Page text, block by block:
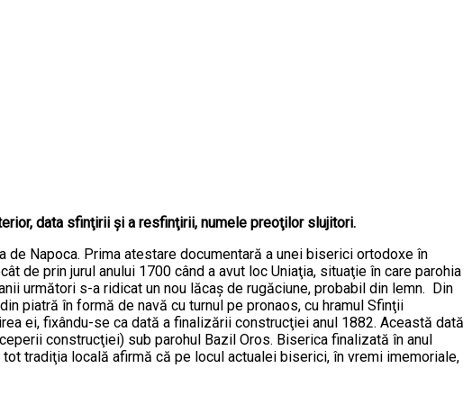
data sfinţirii şi a resfinţirii, numele preoţilor slujitori.
Napoca. Prima atestare documentară a unei biserici ortodoxe în
de prin jurul anului 1700 când a avut loc Uniaţia, situaţie în care parohia
următori s-a ridicat un nou lăcaş de rugăciune, probabil din lemn. Din
piatră în formă de navă cu turnul pe pronaos, cu hramul Sfinţii
ei, fixându-se ca dată a finalizării construcţiei anul 1882. Această dată
construcţiei) sub parohul Bazil Oros. Biserica finalizată în anul
tradiţia locală afirmă că pe locul actualei biserici, în vremi imemoriale,